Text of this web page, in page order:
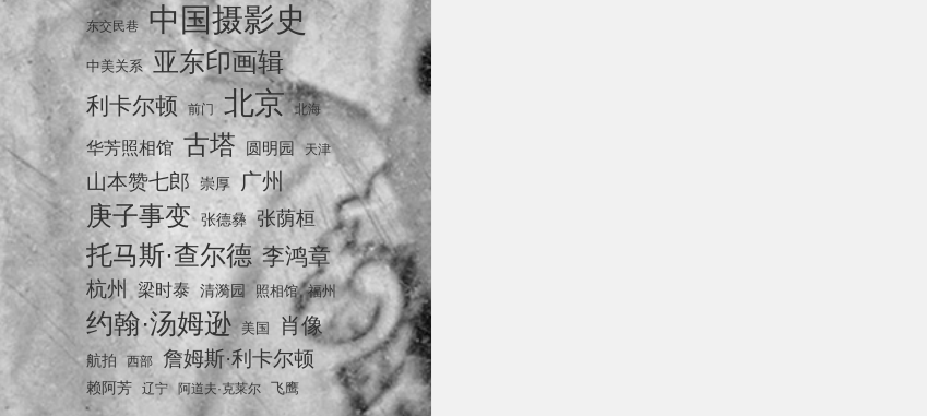
东交民巷 中国摄影史
中美关系 亚东印画辑
利卡尔顿 前门 北京 北海
华芳照相馆 古塔 圆明园 天津
山本赞七郎 崇厚 广州
庚子事变 张德彝 张荫桓
托马斯·查尔德 李鸿章
杭州 梁时泰 清漪园 照相馆 福州
约翰·汤姆逊 美国 肖像
航拍 西部 詹姆斯·利卡尔顿
赖阿芳 辽宁 阿道夫·克莱尔 飞鹰